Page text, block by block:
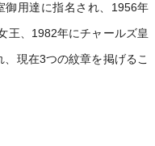
御用達に指名され、1956年
王、1982年にチャールズ皇
現在3つの紋章を掲げるこ